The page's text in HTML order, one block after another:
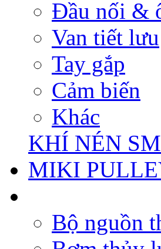
Đầu nối &
Van tiết lưu
Tay gắp
Cảm biến
Khác
KHÍ NÉN
MIKI
Bộ nguồn